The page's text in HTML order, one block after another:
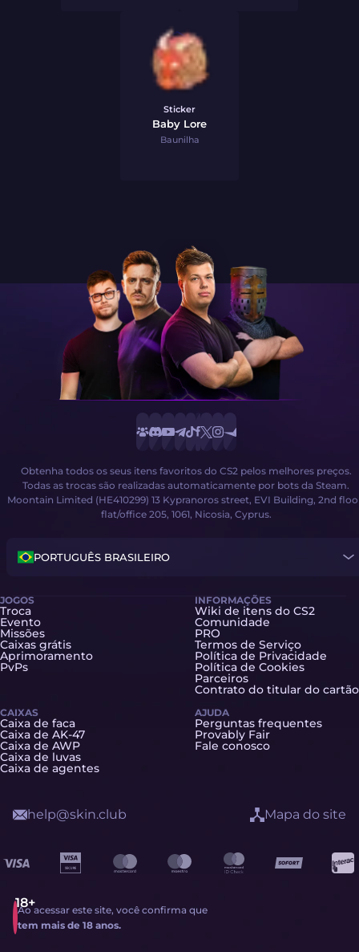
Sticker
Baby Lore
Baunilha
Obtenha todos os seus itens favoritos do CS2 pelos melhores preços.
Todas as trocas são realizadas automaticamente por bots da Steam.
Moontain Limited (HE410299) 13 Kypranoros street, EVI Building, 2nd
flat/office 205, 1061, Nicosia, Cyprus.
PORTUGUÊS BRASILEIRO
JOGOS
Troca
Evento
Missões
Caixas grátis
Aprimoramento
PvPs
CAIXAS
Caixa de faca
Caixa de AK-47
Caixa de AWP
Caixa de luvas
Caixa de agentes
INFORMAÇÕES
Wiki de itens do CS2
Comunidade
PRO
Termos de Serviço
Política de Privacidade
Política de Cookies
Parceiros
Contrato do titular do cartão
AJUDA
Perguntas frequentes
Provably Fair
Fale conosco
Ao acessar este site, você confirma que
tem mais de 18 anos.
help@skin.club Mapa do site